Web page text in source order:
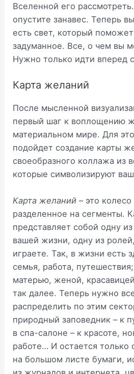
Вселенной его
опустите занавес. Теперь
есть свет, который
задуманное. Все, о чем вы
Нужно только идти вперед
Карта желаний
После мысленной
первый шаг к воплощению
материальном мире. Для
подойдет создание карты
своеобразного коллажа из
которые символизируют
Карта желаний – это
разделенное на сегменты.
представляет собой одну
вашей жизни, одну из
играете. Так, в жизни есть
семья, работа,
матерью, женой,
так далее. Теперь нужно
распределить по этим
природный заповедник – к
в спа-салоне – к красоте,
работе… И остается только
на большом листе бумаги,